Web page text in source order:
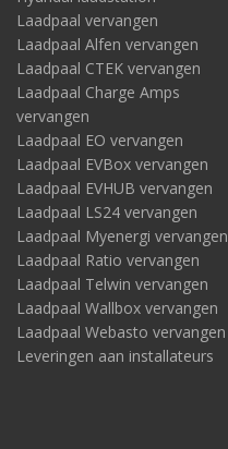
Laadpaal vervangen
Laadpaal Alfen vervangen
Laadpaal CTEK vervangen
Laadpaal Charge Amps
vervangen
Laadpaal EO vervangen
Laadpaal EVBox vervangen
Laadpaal EVHUB vervangen
Laadpaal LS24 vervangen
Laadpaal Myenergi vervangen
Laadpaal Ratio vervangen
Laadpaal Telwin vervangen
Laadpaal Wallbox vervangen
Laadpaal Webasto vervangen
Leveringen aan installateurs